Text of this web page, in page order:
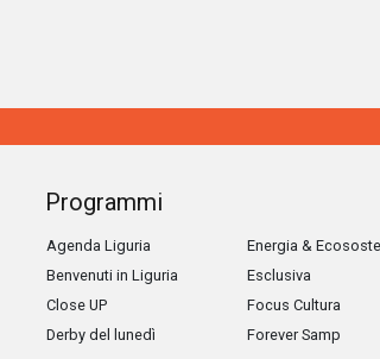
Programmi
Agenda Liguria
Benvenuti in Liguria
Close UP
Derby del lunedì
Energia &
Esclusiva
Focus Cultura
Forever Samp